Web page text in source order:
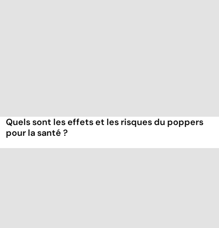
Quels sont les effets et les risques du poppers
pour la santé ?